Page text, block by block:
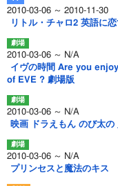
2010-03-06 ～ 2010-11-30
リトル・チャロ2 英語に
2010-03-06 ～ N/A
イヴの時間 Are you
of EVE ? 劇場版
2010-03-06 ～ N/A
映画 ドラえもん のび太の
2010-03-06 ～ N/A
プリンセスと魔法のキス